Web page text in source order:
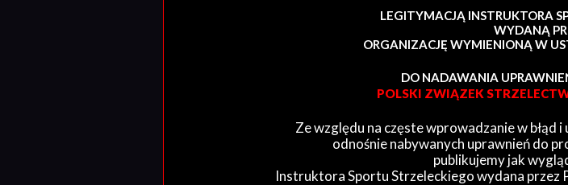
LEGITYMACJĄ INSTRUKTORA
WYDANĄ
ORGANIZACJĘ WYMIENIONĄ W
DO NADAWANIA
POLSKI ZWIĄZEK
Ze względu na częste wprowadzanie w
odnośnie nabywanych uprawnień do
publikujemy jak
Instruktora Sportu Strzeleckiego wydana